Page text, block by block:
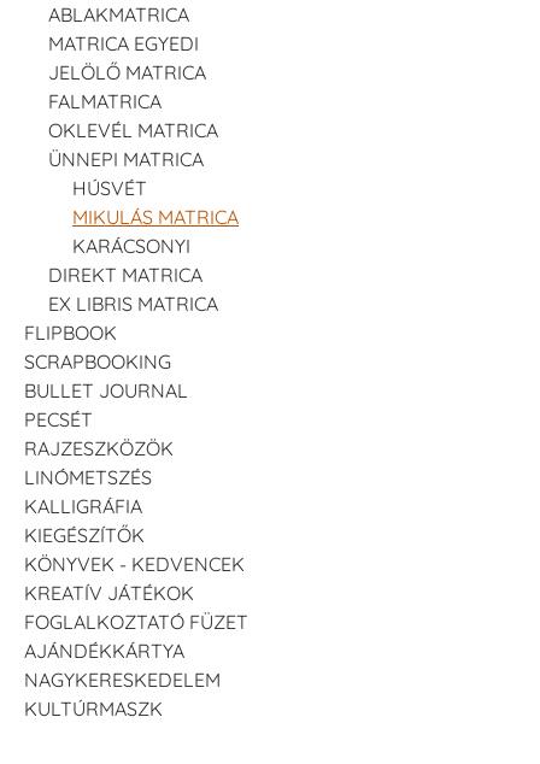
ABLAKMATRICA
MATRICA EGYEDI
JELÖLŐ MATRICA
FALMATRICA
OKLEVÉL MATRICA
ÜNNEPI MATRICA
HÚSVÉT
MIKULÁS MATRICA
KARÁCSONYI
DIREKT MATRICA
EX LIBRIS MATRICA
FLIPBOOK
SCRAPBOOKING
BULLET JOURNAL
PECSÉT
RAJZESZKÖZÖK
LINÓMETSZÉS
KALLIGRÁFIA
KIEGÉSZÍTŐK
KÖNYVEK - KEDVENCEK
KREATÍV JÁTÉKOK
FOGLALKOZTATÓ FÜZET
AJÁNDÉKKÁRTYA
NAGYKERESKEDELEM
KULTÚRMASZK